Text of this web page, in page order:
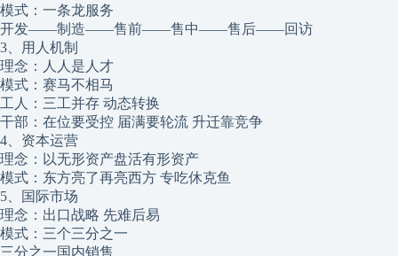
模式：一条龙服务
开发——制造——售前——售中——售后——回访
3、用人机制
理念：人人是人才
模式：赛马不相马
工人：三工并存 动态转换
干部：在位要受控 届满要轮流 升迁靠竞争
4、资本运营
理念：以无形资产盘活有形资产
模式：东方亮了再亮西方 专吃休克鱼
5、国际市场
理念：出口战略 先难后易
模式：三个三分之一
三分之一国内销售